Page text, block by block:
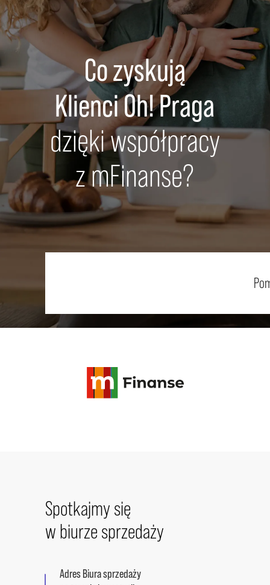
Co zyskują
Klienci Oh! Praga
dzięki współpracy
z mFinanse?
Spotkajmy się
w biurze sprzedaży
Adres Biura sprzedaży